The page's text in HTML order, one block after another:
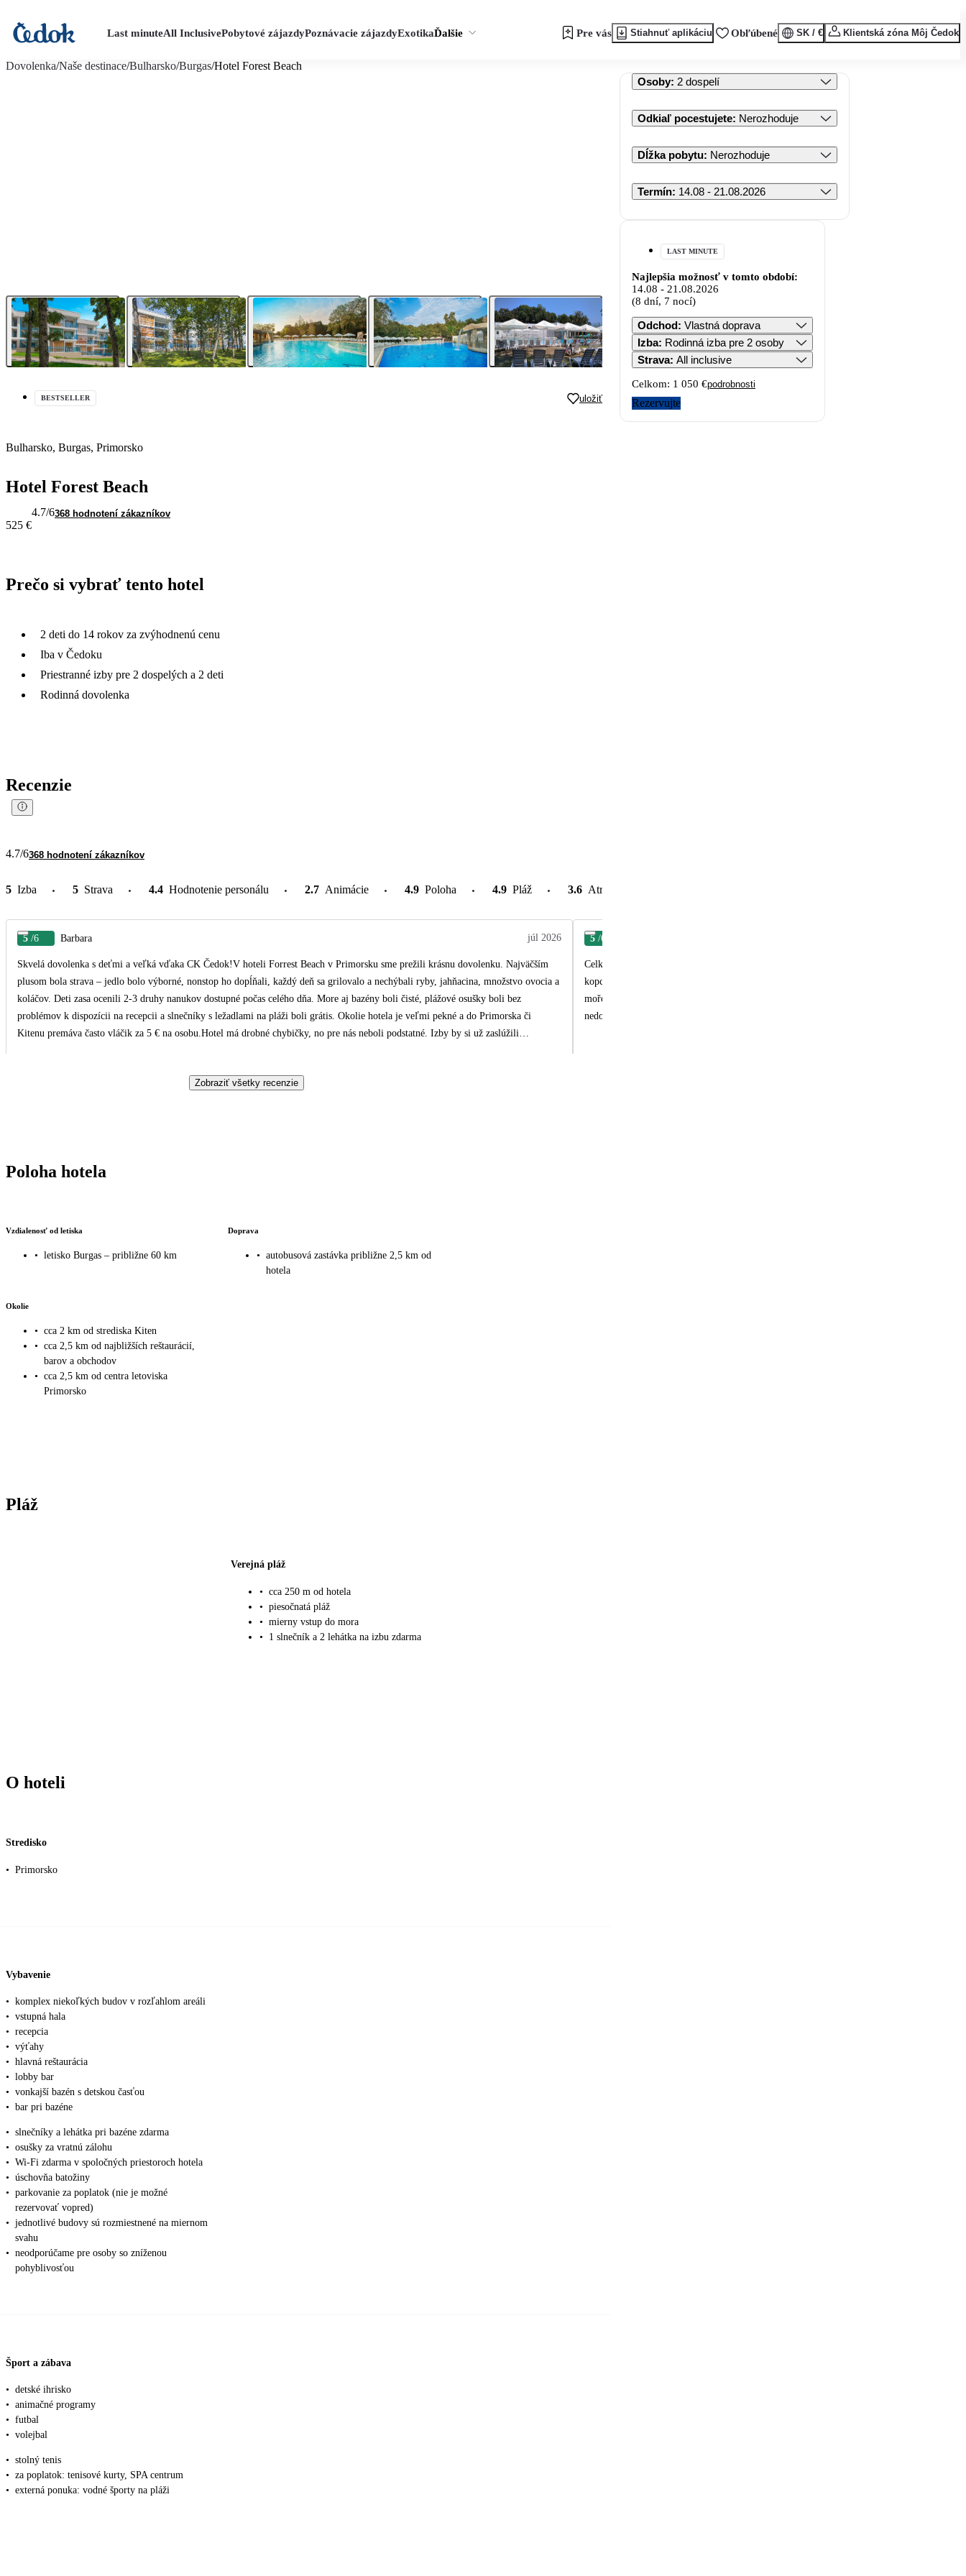
Last minuteAll InclusivePobytové zájazdyPoznávacie zájazdyExotikaĎalšie Pre vás Stiahnuť aplikáciu Obľúbené SK / € Klientská zóna Môj Čedok
Dovolenka/Naše destinace/Bulharsko/Burgas/Hotel Forest Beach
BESTSELLER uložiť
Bulharsko, Burgas, Primorsko
Hotel Forest Beach
4.7/6368 hodnotení zákazníkov
525 €
Prečo si vybrať tento hotel
2 deti do 14 rokov za zvýhodnenú cenu
Iba v Čedoku
Priestranné izby pre 2 dospelých a 2 deti
Rodinná dovolenka
Recenzie
4.7/6368 hodnotení zákazníkov
5 Izba 5 Strava 4.4 Hodnotenie personálu 2.7 Animácie 4.9 Poloha 4.9 Pláž 3.6 Atrakcie v okolí
5 /6 Barbara júl 2026
Skvelá dovolenka s deťmi a veľká vďaka CK Čedok!V hoteli Forrest Beach v Primorsku sme prežili krásnu dovolenku. Najväčším
plusom bola strava – jedlo bolo výborné, nonstop ho dopĺňali, každý deň sa grilovalo a nechýbali ryby, jahňacina, množstvo ovocia a
koláčov. Deti zasa ocenili 2-3 druhy nanukov dostupné počas celého dňa. More aj bazény boli čisté, plážové osušky boli bez
problémov k dispozícii na recepcii a slnečníky s ležadlami na pláži boli grátis. Okolie hotela je veľmi pekné a do Primorska či
Kitenu premáva často vláčik za 5 € na osobu.Hotel má drobné chybičky, no pre nás neboli podstatné. Izby by si už zaslúžili
negatívnym recenziám – na All Inclusive sa predsa chodí kvôli moru, bazénom a oddychu, a to bolo super. Najlepším dôkazom je, že
5 /6
Celková spokojenost s hotelem i s jídlem bylo vždy z čeho vybírat.Jen je hotel ve strmém
kopce. Hotelové služby spokojenost. Každý den úklid a čisté ručníky. Milý a ochotný
moře jemný písek vhodné i pro malé děti. Dostatek slunečníků i lehátek. Horší byla pláž
nedopalky od cigaret a plasty. Jinak jsme byli spokojení a rádi se vrátíme.
Zobraziť všetky recenzie
Poloha hotela
Vzdialenosť od letiska
• letisko Burgas – približne 60 km
Doprava
• autobusová zastávka približne 2,5 km od
hotela
Okolie
• cca 2 km od strediska Kiten
• cca 2,5 km od najbližších reštaurácií,
barov a obchodov
• cca 2,5 km od centra letoviska
Primorsko
Pláž
Verejná pláž
• cca 250 m od hotela
• piesočnatá pláž
• mierny vstup do mora
•
1 slnečník a 2 lehátka na izbu zdarma
O hoteli
Stredisko
• Primorsko
Vybavenie
• komplex niekoľkých budov v rozľahlom areáli
• vstupná hala
• recepcia
• výťahy
• hlavná reštaurácia
• lobby bar
• vonkajší bazén s detskou časťou
• bar pri bazéne
• slnečníky a lehátka pri bazéne zdarma
• osušky za vratnú zálohu
• Wi-Fi zdarma v spoločných priestoroch hotela
• úschovňa batožiny
• parkovanie za poplatok (nie je možné
rezervovať vopred)
• jednotlivé budovy sú rozmiestnené na miernom
svahu
• neodporúčame pre osoby so zníženou
pohyblivosťou
Šport a zábava
• detské ihrisko
• animačné programy
• futbal
• volejbal
• stolný tenis
• za poplatok: tenisové kurty, SPA centrum
• externá ponuka: vodné športy na pláži
Osoby: 2 dospelí
Odkiaľ pocestujete: Nerozhoduje
Dĺžka pobytu: Nerozhoduje
Termín: 14.08 - 21.08.2026
LAST MINUTE
Najlepšia možnosť v tomto období:
14.08 - 21.08.2026
(8 dní, 7 nocí)
Odchod: Vlastná doprava
Izba: Rodinná izba pre 2 osoby
Strava: All inclusive
Celkom: 1 050 €podrobnosti
Rezervujte